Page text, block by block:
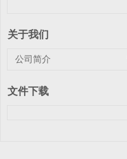
关于我们
公司简介
文件下载